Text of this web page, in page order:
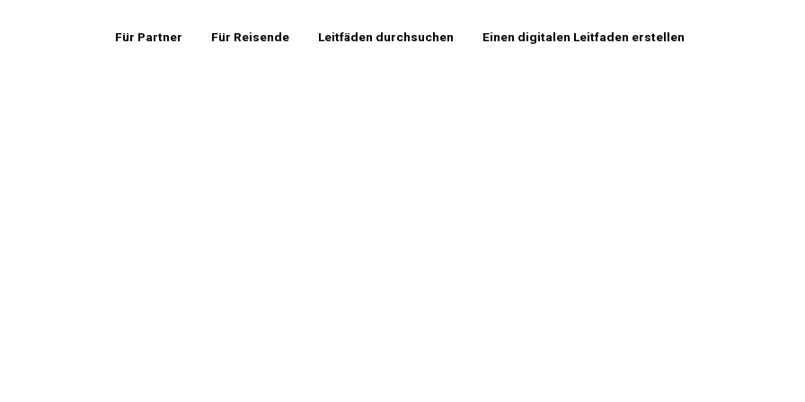
Für Partner Für Reisende Leitfäden durchsuchen Einen digitalen Leitfaden erstellen